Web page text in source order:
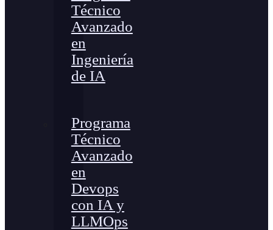
Técnico
Avanzado
en
Ingeniería
de IA
Programa
Técnico
Avanzado
en
Devops
con IA y
LLMOps